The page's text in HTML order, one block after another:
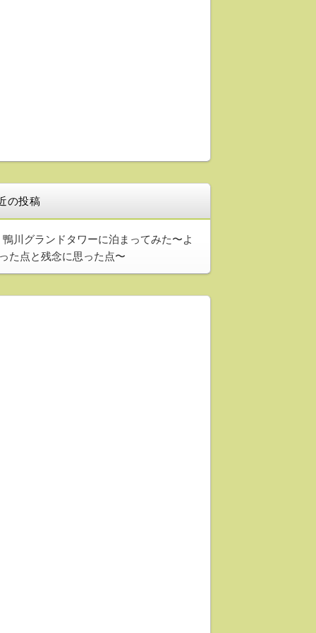
の投稿
鴨川グランドタワーに泊まってみた〜よ
た点と残念に思った点〜